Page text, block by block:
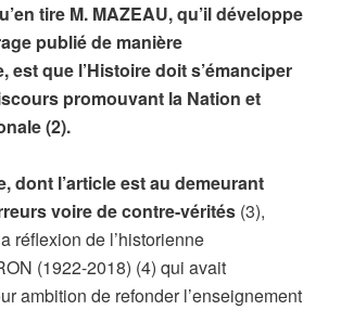
tire M. MAZEAU, qu’il développe
publié de manière
est que l’Histoire doit s’émanciper
promouvant la Nation et
(2).
dont l’article est au demeurant
voire de contre-vérités (3),
réflexion de l’historienne
(1922-2018) (4) qui avait
ambition de refonder l’enseignement